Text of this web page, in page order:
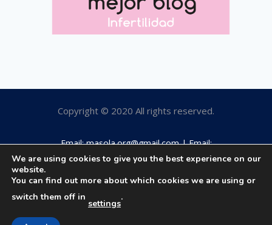
Copyright © 2020 All rights reserved.
Email: masola.org@gmail.com | Email:
rosamaestro2003@hotmail.com | Tfno: 649184063
We are using cookies to give you the best experience on our
website.
You can find out more about which cookies we are using or
switch them off in
settings
.